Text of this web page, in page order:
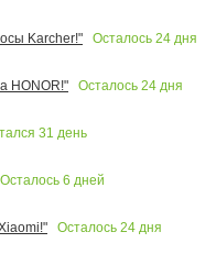
Karcher!"
Осталось 24 дня
HONOR!"
Осталось 24 дня
31 день
Осталось 6 дней
Осталось 24 дня